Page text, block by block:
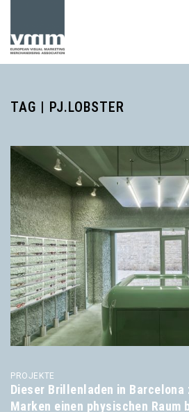
TAG | PJ.LOBSTER
PROJEKTE
Dieser Brillenladen in Barcelona
Marken einen physischen Raum